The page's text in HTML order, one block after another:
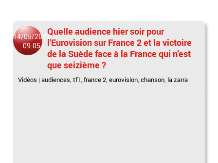
14/05/2023
09:05
Quelle audience hier soir pour
l'Eurovision sur France 2 et la victoire
de la Suède face à la France qui n'est
que seizième ?
Vidéos |audiences,tf1,france 2,eurovision,chanson, la zarra